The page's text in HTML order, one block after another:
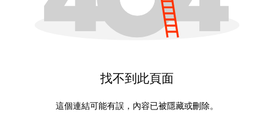
找不到此頁面
這個連結可能有誤，內容已被隱藏或刪除。